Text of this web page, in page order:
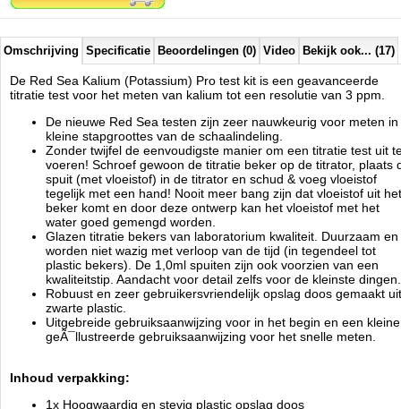
1x Driedelig Plastic filtratie beker
1x Gedetailleerd gebruiksaanwijzing
1x Dubbelzijdig kaart met geÃÂ¯llustreerde
gebruiksaanwijzingen en waardes tabel
Test Type: Titratie
Aantal Tests: 36
Nauwkeurigheid: 12 ppm
Resolutie: 3 ppm
Meetbereik: 320 ppm tot 467 ppm
Red Sea
Manufactured by:Red Sea
RED-21435
Product ID:
42.5 42.5 Available from:Aquariumonderdelen.nl 2026-08-16 Pre-
New
Omschrijving Specificatie Beoordelingen (0) Video Bekijk ook... (17)
De Red Sea Kalium (Potassium) Pro test kit is een geavanceerde
titratie test voor het meten van kalium tot een resolutie van 3 ppm.
De nieuwe Red Sea testen zijn zeer nauwkeurig voor meten in
kleine stapgroottes van de schaalindeling.
Zonder twijfel de eenvoudigste manier om een titratie test uit
voeren! Schroef gewoon de titratie beker op de titrator, plaats
spuit (met vloeistof) in de titrator en schud & voeg vloeistof
tegelijk met een hand! Nooit meer bang zijn dat vloeistof uit het
beker komt en door deze ontwerp kan het vloeistof met het
water goed gemengd worden.
Glazen titratie bekers van laboratorium kwaliteit. Duurzaam en
worden niet wazig met verloop van de tijd (in tegendeel tot
plastic bekers). De 1,0ml spuiten zijn ook voorzien van een
kwaliteitstip. Aandacht voor detail zelfs voor de kleinste dingen.
Robuust en zeer gebruikersvriendelijk opslag doos gemaakt uit
zwarte plastic.
Uitgebreide gebruiksaanwijzing voor in het begin en een kleine
geÃ¯llustreerde gebruiksaanwijzing voor het snelle meten.
Inhoud verpakking:
1x Hoogwaardig en stevig plastic opslag doos